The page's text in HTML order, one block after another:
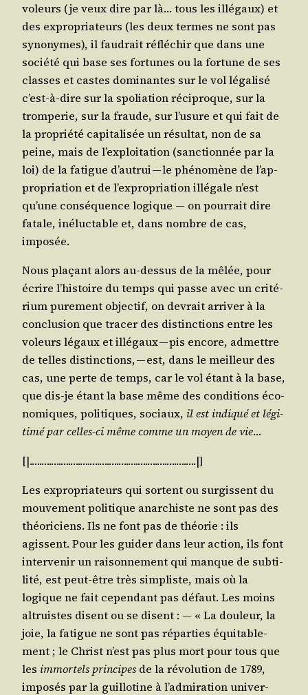
voleurs (je veux dire par là… tous les illé­gaux) et
des expro­pria­teurs (les deux termes ne sont pas
syno­nymes), il fau­drait réflé­chir que dans une
socié­té qui base ses for­tunes ou la for­tune de ses
classes et castes domi­nantes sur le vol léga­li­sé
c’est-à-dire sur la spo­lia­tion réci­proque, sur la
trom­pe­rie, sur la fraude, sur l’u­sure et qui fait de
la pro­prié­té capi­ta­li­sée un résul­tat, non de sa
peine, mais de l’ex­ploi­ta­tion (sanc­tion­née par la
loi) de la fatigue d’au­trui — le phé­no­mène de l’ap­
pro­pria­tion et de l’ex­pro­pria­tion illé­gale n’est
qu’une consé­quence logique ― on pour­rait dire
fatale, iné­luc­table et, dans nombre de cas,
imposée.
Nous pla­çant alors au-des­sus de la mêlée, pour
écrire l’his­toire du temps qui passe avec un cri­té­
rium pure­ment objec­tif, on devrait arri­ver à la
conclu­sion que tra­cer des dis­tinc­tions entre les
voleurs légaux et illé­gaux — pis encore, admettre
de telles dis­tinc­tions, — est, dans le meilleur des
cas, une perte de temps, car le vol étant à la base,
que dis-je étant la base même des condi­tions éco­
no­miques, poli­tiques, sociaux, il est indi­qué et légi­
ti­mé par celles-ci même comme un moyen de vie…
[|.….….….….….….….….….….….….….….….….….|]
Les expro­pria­teurs qui sortent ou sur­gissent du
mou­ve­ment poli­tique anar­chiste ne sont pas des
théo­ri­ciens. Ils ne font pas de théo­rie : ils
agissent. Pour les gui­der dans leur action, ils font
inter­ve­nir un rai­son­ne­ment qui manque de sub­ti­
li­té, est peut-être très sim­pliste, mais où la
logique ne fait cepen­dant pas défaut. Les moins
altruistes disent ou se disent : ― « La dou­leur, la
joie, la fatigue ne sont pas répar­ties équi­ta­ble­
ment ; le Christ n’est pas plus mort pour tous que
les immor­tels prin­cipes de la révo­lu­tion de 1789,
impo­sés par la guillo­tine à l’ad­mi­ra­tion uni­ver­